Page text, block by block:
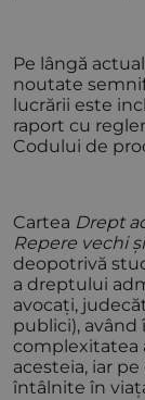
Pe lângă
noutate
lucrării este
raport cu
Codului de
Cartea Drept
Repere vechi
deopotrivă
a dreptului
avocați,
publici), având
complexitatea
acesteia, iar
întâlnite în